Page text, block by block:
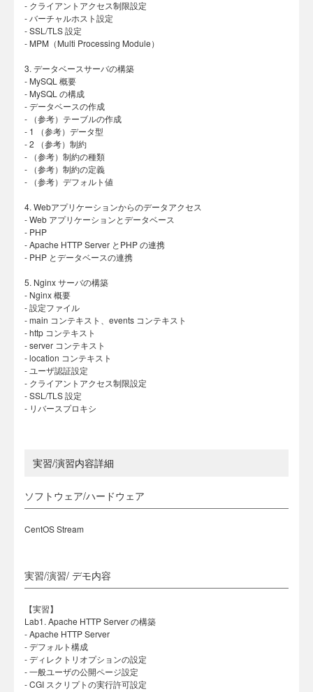
- クライアントアクセス制限設定
- バーチャルホスト設定
- SSL/TLS 設定
- MPM（Multi Processing Module）
3. データベースサーバの構築
- MySQL 概要
- MySQL の構成
- データベースの作成
- （参考）テーブルの作成
- 1 （参考）データ型
- 2 （参考）制約
- （参考）制約の種類
- （参考）制約の定義
- （参考）デフォルト値
4. Webアプリケーションからのデータアクセス
- Web アプリケーションとデータベース
- PHP
- Apache HTTP Server とPHP の連携
- PHP とデータベースの連携
5. Nginx サーバの構築
- Nginx 概要
- 設定ファイル
- main コンテキスト、events コンテキスト
- http コンテキスト
- server コンテキスト
- location コンテキスト
- ユーザ認証設定
- クライアントアクセス制限設定
- SSL/TLS 設定
- リバースプロキシ
実習/演習内容詳細
ソフトウェア/ハードウェア
CentOS Stream
実習/演習/ デモ内容
【実習】
Lab1. Apache HTTP Server の構築
- Apache HTTP Server
- デフォルト構成
- ディレクトリオプションの設定
- 一般ユーザの公開ページ設定
- CGI スクリプトの実行許可設定